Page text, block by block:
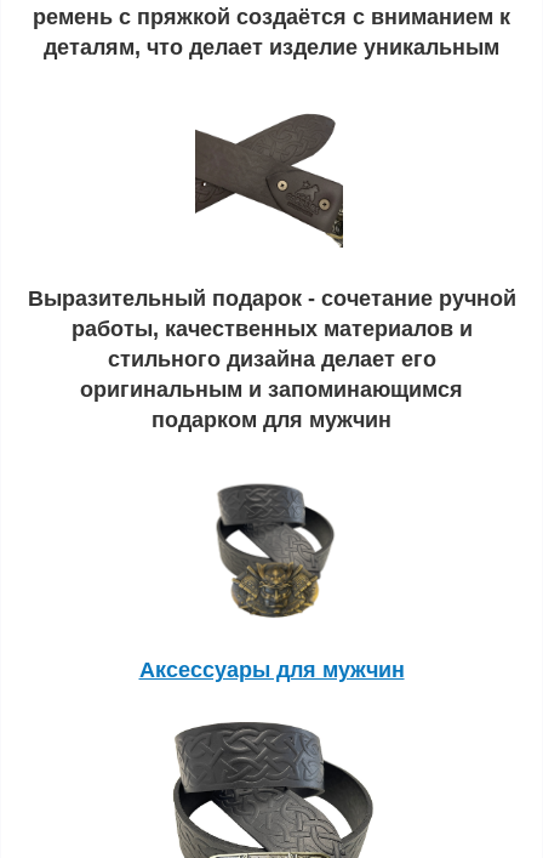
ремень с пряжкой создаётся с вниманием к
деталям, что делает изделие уникальным
Выразительный подарок - сочетание ручной
работы, качественных материалов и
стильного дизайна делает его
оригинальным и запоминающимся
подарком для мужчин
Аксессуары для мужчин